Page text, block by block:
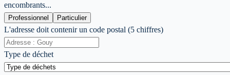
encombrants...
Professionnel Particulier
L'adresse doit contenir un code postal (5 chiffres)
Type de déchet